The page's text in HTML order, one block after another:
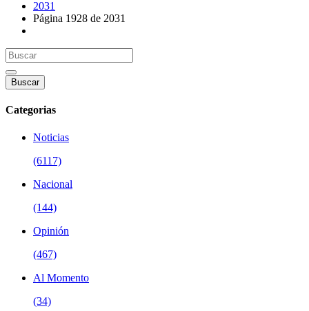
2031
Página 1928 de 2031
Buscar
Categorias
Noticias
(6117)
Nacional
(144)
Opinión
(467)
Al Momento
(34)